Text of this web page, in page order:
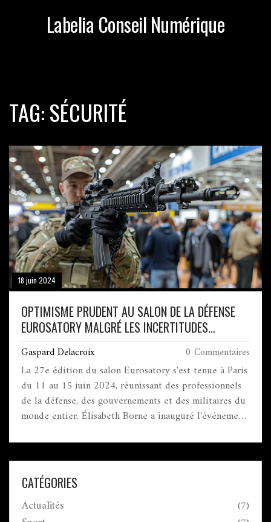
Labelia Conseil Numérique
TAG: SÉCURITÉ
18 juin 2024
OPTIMISME PRUDENT AU SALON DE LA DÉFENSE
EUROSATORY MALGRÉ LES INCERTITUDES
Gaspard Delacroix 0 Commentaires
La 27e édition du salon Eurosatory s'est tenue à Paris
du 11 au 15 juin 2024, réunissant des professionnels
de la défense, des gouvernements et des militaires du
monde entier. Élisabeth Borne a inauguré l'événement,
en matière de défense. La foire a mis en avant les
nouvelles technologies militaires malgré les
inquiétudes géopolitiques et climatiques.
CATÉGORIES
Actualités (7)